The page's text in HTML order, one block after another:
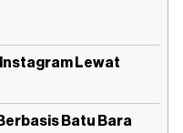
Instagram Lewat
Batu Bara